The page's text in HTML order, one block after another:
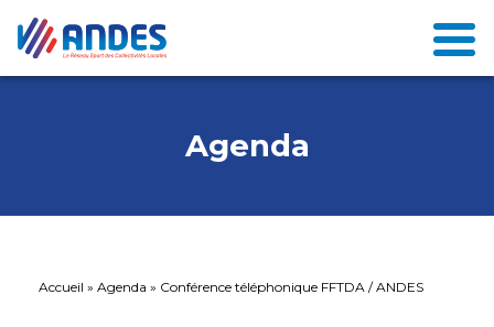
Agenda
Accueil » Agenda » Conférence téléphonique FFTDA / ANDES